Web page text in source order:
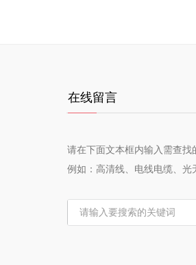
在线留言
请在下面文本框内输入需查找
例如：高清线、电线电缆、光